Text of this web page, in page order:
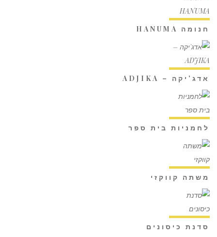
חנומה HANUMA
אדג'יקה – ADJIKA
לחמניות בית ספר
משתה קווקזי
סדנת כיסונים